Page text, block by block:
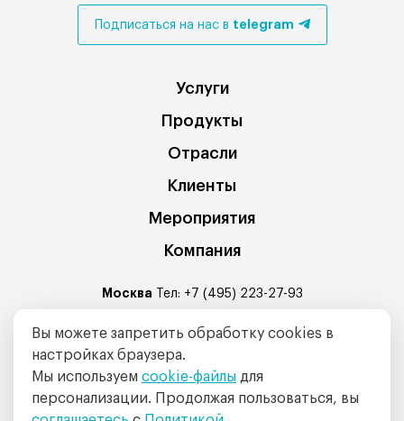
Подписаться на нас в telegram
Услуги
Продукты
Отрасли
Клиенты
Мероприятия
Компания
Москва Тел: +7 (495) 223-27-93
Санкт-Петербург
: Средний проспект В.О. 88А, БЦ Балтис
Центр офис № 320
Тел:+7 (812) 335-04-88
E-mail:
Вы можете запретить обработку cookies в
настройках браузера.
Мы используем cookie-файлы для
персонализации. Продолжая пользоваться, вы